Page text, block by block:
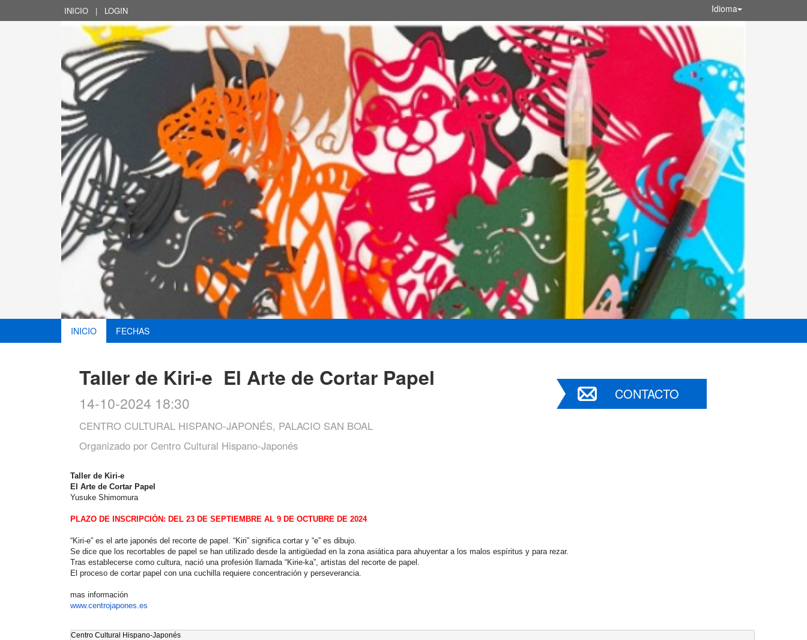
INICIO | LOGIN Idioma
INICIO FECHAS
Taller de Kiri-e El Arte de Cortar Papel
14-10-2024 18:30
CENTRO CULTURAL HISPANO-JAPONÉS, PALACIO SAN BOAL
Organizado por Centro Cultural Hispano-Japonés
CONTACTO
Taller de Kiri-e
El Arte de Cortar Papel
Yusuke Shimomura
PLAZO DE INSCRIPCIÓN: DEL 23 DE SEPTIEMBRE AL 9 DE OCTUBRE DE 2024
“Kiri-e” es el arte japonés del recorte de papel. “Kiri” significa cortar y “e” es dibujo.
Se dice que los recortables de papel se han utilizado desde la antigüedad en la zona asiática para ahuyentar a los malos espíritus y para rezar.
Tras establecerse como cultura, nació una profesión llamada “Kirie-ka”, artistas del recorte de papel.
El proceso de cortar papel con una cuchilla requiere concentración y perseverancia.
mas información
www.centrojapones.es